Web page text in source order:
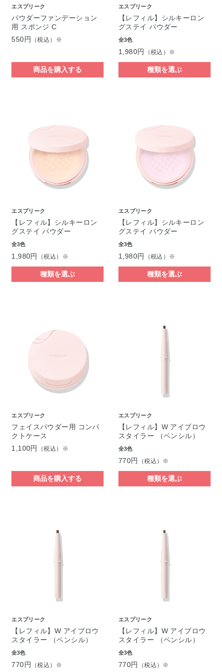
エスプリーク
パウダーファンデーション
用 スポンジ C
550円
（税込）※
商品を購入する
エスプリーク
【レフィル】シルキーロン
グステイ パウダー
全3色
1,980円 （税込）※
種類を選ぶ
エスプリーク
【レフィル】シルキーロン
グステイ パウダー
全3色
1,980円 （税込）※
種類を選ぶ
エスプリーク
【レフィル】シルキーロン
グステイ パウダー
全3色
1,980円 （税込）※
種類を選ぶ
エスプリーク
フェイスパウダー用 コンパ
クトケース
1,100円
（税込）※
商品を購入する
エスプリーク
【レフィル】W アイブロウ
スタイラー （ペンシル）
全3色
770円 （税込）※
種類を選ぶ
エスプリーク
【レフィル】W アイブロウ
スタイラー （ペンシル）
全3色
770円 （税込）※
エスプリーク
【レフィル】W アイブロウ
スタイラー （ペンシル）
全3色
770円 （税込）※